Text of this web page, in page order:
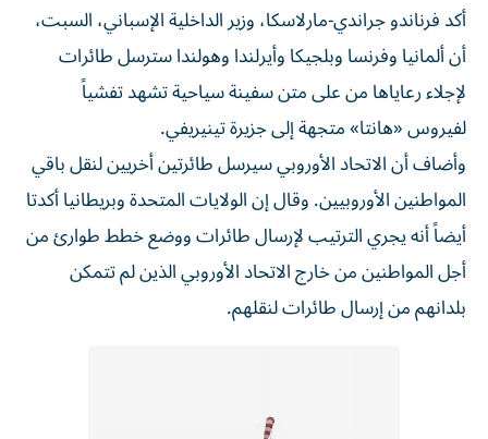
أكد فرناندو جراندي-مارلاسكا، وزير الداخلية الإسباني، السبت،
أن ألمانيا وفرنسا وبلجيكا وأيرلندا وهولندا سترسل طائرات
لإجلاء رعاياها من على ‌متن سفينة سياحية تشهد تفشياً
لفيروس «هانتا» متجهة إلى جزيرة تينيريفي.
وأضاف أن ​الاتحاد الأوروبي ⁠سيرسل طائرتين أخريين لنقل باقي
المواطنين الأوروبيين. وقال ‌إن الولايات المتحدة وبريطانيا ‌أكدتا
أيضاً أنه يجري الترتيب لإرسال طائرات ووضع خطط طوارئ من
أجل المواطنين من خارج الاتحاد الأوروبي الذين لم تتمكن
بلدانهم من إرسال طائرات لنقلهم.